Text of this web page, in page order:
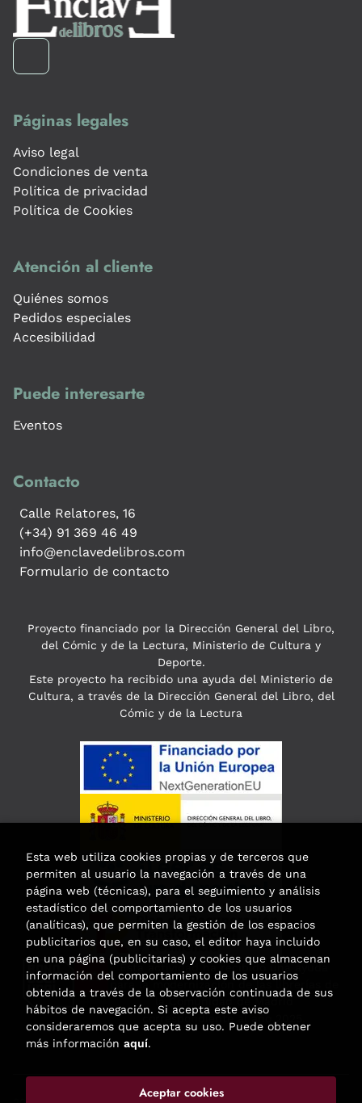
Páginas legales
Aviso legal
Condiciones de venta
Política de privacidad
Política de Cookies
Atención al cliente
Quiénes somos
Pedidos especiales
Accesibilidad
Puede interesarte
Eventos
Contacto
Calle Relatores, 16
(+34) 91 369 46 49
info@enclavedelibros.com
Formulario de contacto
Proyecto financiado por la Dirección General del Libro,
del Cómic y de la Lectura, Ministerio de Cultura y
Deporte.
Este proyecto ha recibido una ayuda del Ministerio de
Cultura, a través de la Dirección General del Libro, del
Cómic y de la Lectura
Esta actividad ha recibido una ayuda
para la modernización de las librerías de
la Comunidad de Madrid
correspondiente al año 2025.
Esta web utiliza cookies propias y de terceros que
permiten al usuario la navegación a través de una
página web (técnicas), para el seguimiento y análisis
estadístico del comportamiento de los usuarios
(analíticas), que permiten la gestión de los espacios
publicitarios que, en su caso, el editor haya incluido
en una página (publicitarias) y cookies que almacenan
información del comportamiento de los usuarios
obtenida a través de la observación continuada de sus
hábitos de navegación. Si acepta este aviso
consideraremos que acepta su uso. Puede obtener
más información aquí.
Aceptar cookies